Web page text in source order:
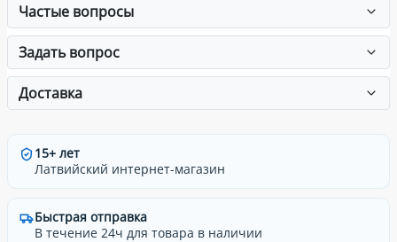
Частые вопросы
Задать вопрос
Доставка
15+ лет
Латвийский интернет-магазин
Быстрая отправка
В течение 24ч для товара в наличии